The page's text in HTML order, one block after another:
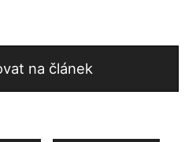
na článek